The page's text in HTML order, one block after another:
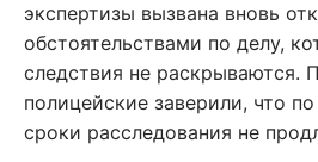
экспертизы вызвана вновь
обстоятельствами по делу,
следствия не раскрываются.
полицейские заверили, что
сроки расследования не